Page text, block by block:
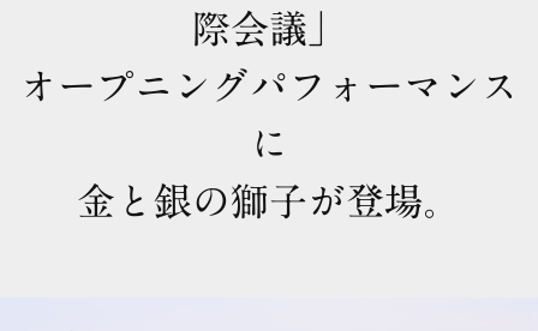
際会議」
オープニングパフォーマンス
に
金と銀の獅子が登場。